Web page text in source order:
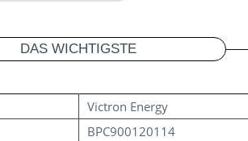
DAS WICHTIGSTE
Victron Energy
BPC900120114